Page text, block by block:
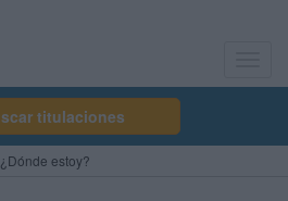
titulaciones
¿Dónde estoy?